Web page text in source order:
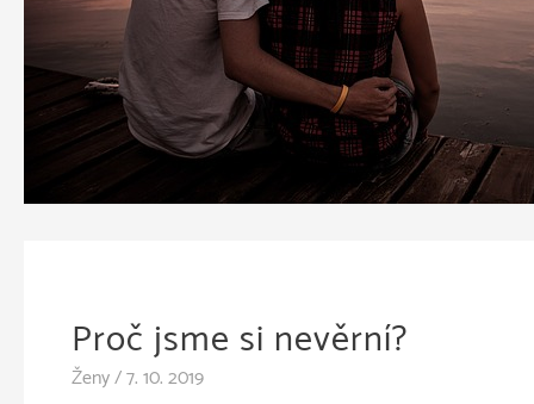
Proč jsme si nevěrní?
Ženy/7. 10. 2019